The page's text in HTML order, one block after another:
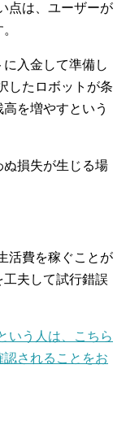
点は、ユーザーが
入金して準備し
したロボットが条
を増やすという
損失が生じる場
活費を稼ぐことが
夫して試行錯誤
いう人は、こちら
されることをお